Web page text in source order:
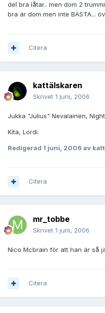
del bra låtar.. men dom 2
bra är dom men inte BÄSTA...
Citera
kattälskaren
Skrivet 1 juni, 2006
Jukka "Julius" Nevalainen,
Kita, Lordi.
Redigerad 1 juni, 2006 av
Citera
mr_tobbe
Skrivet 1 juni, 2006
Nico Mcbrain för att han är så
Citera